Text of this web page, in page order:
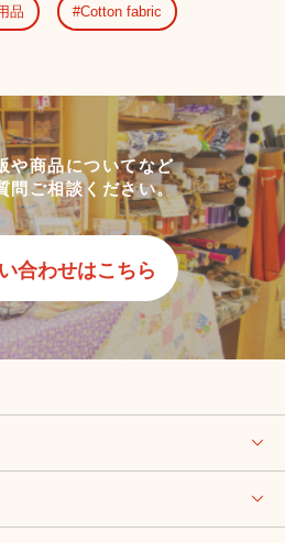
品 Cotton fabric
や商品についてなど
問ご相談ください。
合わせはこちら